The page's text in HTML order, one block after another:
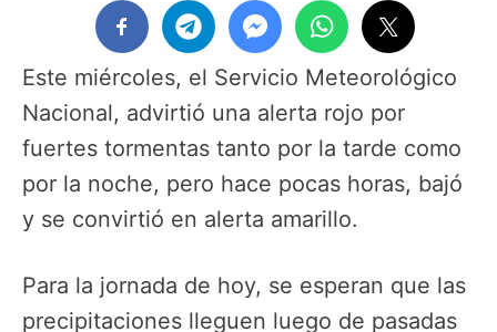
Este miércoles, el Servicio Meteorológico
Nacional, advirtió una alerta rojo por
fuertes tormentas tanto por la tarde como
por la noche, pero hace pocas horas, bajó
y se convirtió en alerta amarillo.
Para la jornada de hoy, se esperan que las
precipitaciones lleguen luego de pasadas